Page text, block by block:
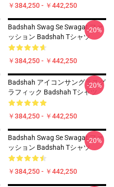
￥384,250 - ￥442,250
Badshah Swag Se Swagat ファ
ッション Badshah Tシャツ
￥384,250 - ￥442,250
-20%
Badshah アイコンサングラスグ
ラフィック Badshah Tシャツ
￥384,250 - ￥442,250
-20%
Badshah Swag Se Swagat ファ
ッション Badshah Tシャツ
￥384,250 - ￥442,250
-20%